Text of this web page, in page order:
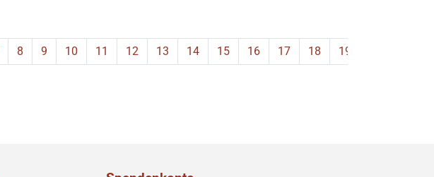
8 9 10 11 12 13 14 15 16 17 18 19